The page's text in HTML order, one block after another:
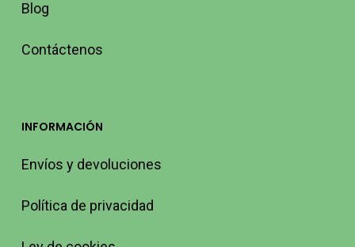
Blog
Contáctenos
INFORMACIÓN
Envíos y devoluciones
Política de privacidad